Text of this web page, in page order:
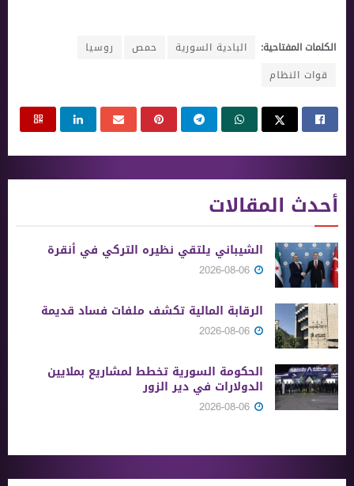
الكلمات المفتاحية: البادية السورية حمص
روسيا
قوات النظام
أحدث المقالات
الشيباني يلتقي نظيره التركي في أنقرة
الرقابة المالية تكشف ملفات فساد قديمة
الحكومة السورية تخطط لمشاريع بملايين
الدولارات في دير الزور